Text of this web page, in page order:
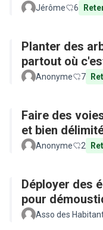
Jérôme 6
Planter des
partout où
Anonyme 7
Faire des
et bien
Anonyme 2
Déployer des
pour
Asso des